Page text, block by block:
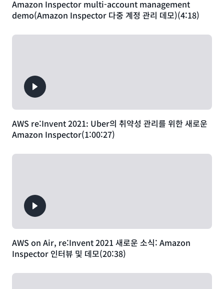
Amazon Inspector multi-account management
demo(Amazon Inspector 다중 계정 관리 데모)(4:18)
AWS re:Invent 2021: Uber의 취약성 관리를 위한 새로운
Amazon Inspector(1:00:27)
AWS on Air, re:Invent 2021 새로운 소식: Amazon
Inspector 인터뷰 및 데모(20:38)